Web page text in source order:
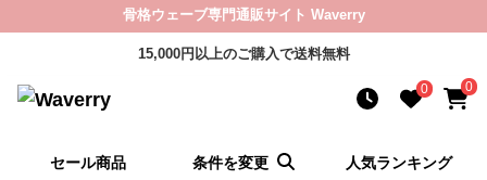
骨格ウェーブ専門通販サイト Waverry
15,000円以上のご購入で送料無料
0 0
セール商品 条件を変更 人気ランキング